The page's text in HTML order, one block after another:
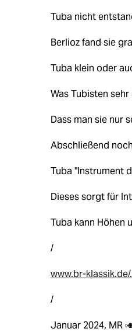
Tuba nicht
Berlioz fand sie
Tuba klein oder
Was Tubisten
Dass man sie nur
Abschließend
Tuba "Instrument
Dieses sorgt für
Tuba kann Höhen
/
www.br-
/
Januar 2024, MR